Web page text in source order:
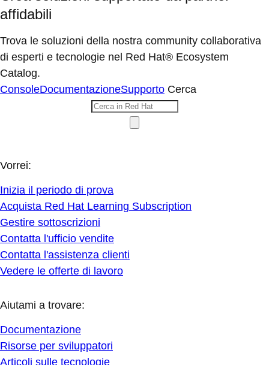
affidabili
Trova le soluzioni della nostra community collaborativa
di esperti e tecnologie nel Red Hat® Ecosystem
Catalog.
ConsoleDocumentazioneSupporto Cerca
Vorrei:
Inizia il periodo di prova
Acquista Red Hat Learning Subscription
Gestire sottoscrizioni
Contatta l'ufficio vendite
Contatta l'assistenza clienti
Vedere le offerte di lavoro
Aiutami a trovare:
Documentazione
Risorse per sviluppatori
Articoli sulle tecnologie